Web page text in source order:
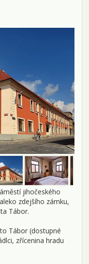
jihočeského
zdejšího zámku,
Tábor.
Tábor (dostupné
zřícenina hradu